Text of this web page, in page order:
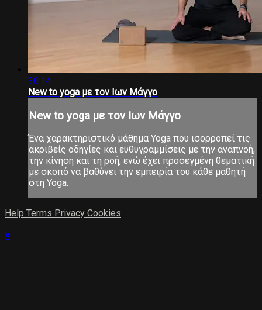
30:14
New to yoga με τον Ιων Μάγγο
New to yoga με τον Ιων Μάγγο
Ένα χαρακτηριστικό μάθημα Yoga που ισορροπεί τις
ακριβείς οδηγίες και ευθυγραμμίσεις με την αναπνοή,
την κίνηση και τη ροή, ενώ έχει προσεγμένη θεματική
με σκοπό να βαθύνει την εμπειρία του κάθε μαθητή
στη Yoga.
Help Terms Privacy Cookies
×